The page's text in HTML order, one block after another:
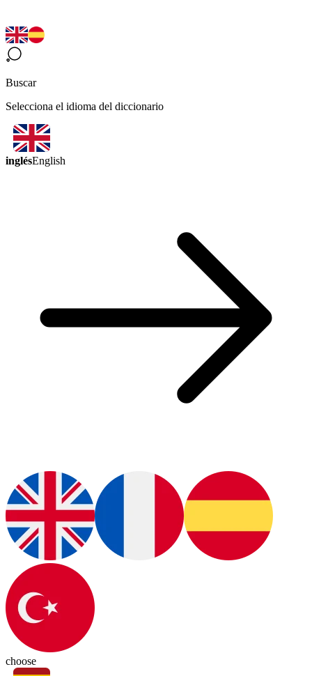
Buscar
Selecciona el idioma del diccionario
inglésEnglish
choose